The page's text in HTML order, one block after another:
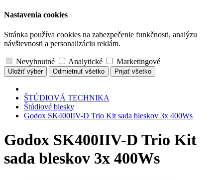
Nastavenia cookies
Stránka používa cookies na zabezpečenie funkčnosti, analýzu
návštevnosti a personalizáciu reklám.
Nevyhnutné Analytické Marketingové
Uložiť výber Odmietnuť všetko Prijať všetko
ŠTÚDIOVÁ TECHNIKA
Štúdiové blesky
Godox SK400IIV-D Trio Kit sada bleskov 3x 400Ws
Godox SK400IIV-D Trio Kit
sada bleskov 3x 400Ws